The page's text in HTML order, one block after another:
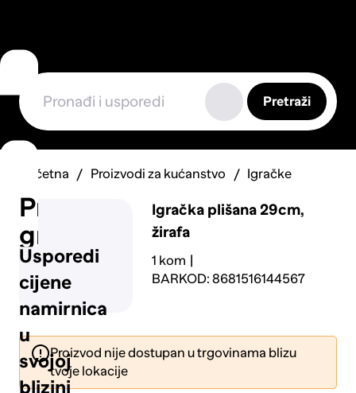
Usporedi
cijene
namirnica
u
svojoj
blizini
Prijavi
grešku
Pretraži
Početna Proizvodi za kućanstvo Igračke
Igračka plišana 29cm,
žirafa
1 kom
BARKOD: 8681516144567
Proizvod nije dostupan u trgovinama blizu
tvoje lokacije